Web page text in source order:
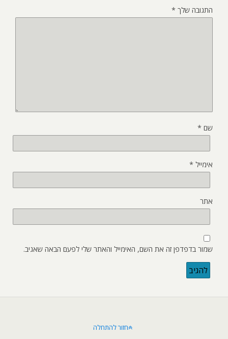
התגובה שלך *
שם *
אימייל *
אתר
שמור בדפדפן זה את השם, האימייל והאתר שלי לפעם הבאה שאגיב.
חזור להתחלה